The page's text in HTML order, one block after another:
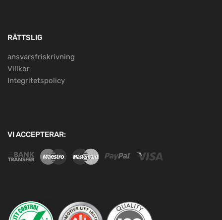
RÄTTSLIG
ansvarsfriskrivning
Villkor
Integritetspolicy
VI ACCEPTERAR: